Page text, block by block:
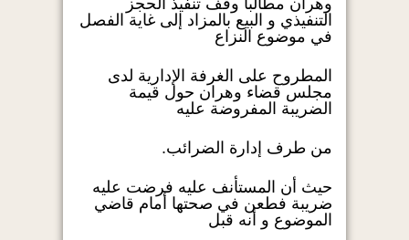
وهران مطالبا وقف تنفيذ الحجز
التنفيذي و البيع بالمزاد إلى غاية الفصل
في موضوع النزاع
المطروح على الغرفة الإدارية لدى
مجلس قضاء وهران حول قيمة
الضريبة المفروضة عليه
من طرف إدارة الضرائب.
حيث أن المستأنف عليه فرضت عليه
ضريبة فطعن في صحتها أمام قاضي
الموضوع و أنه قبل